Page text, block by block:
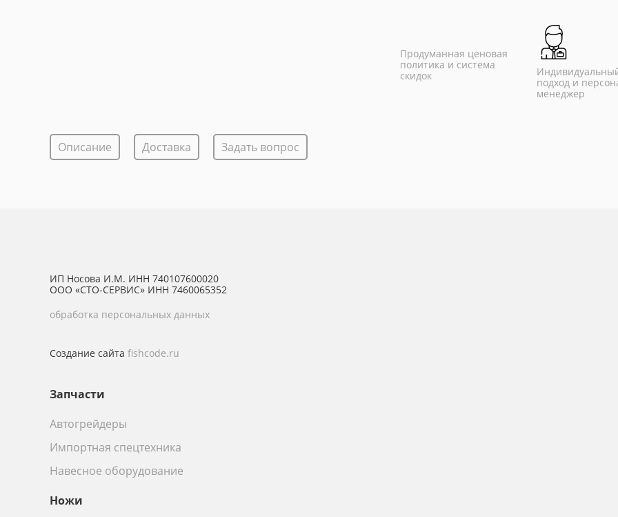
Продуманная ценовая
политика и система
скидок
подход и
менеджер
Описание Доставка Задать вопрос
ИП Носова И.М. ИНН 740107600020
ООО «СТО-СЕРВИС» ИНН 7460065352
обработка персональных данных
Создание сайта fishcode.ru
Запчасти
Автогрейдеры
Импортная спецтехника
Навесное оборудование
Ножи